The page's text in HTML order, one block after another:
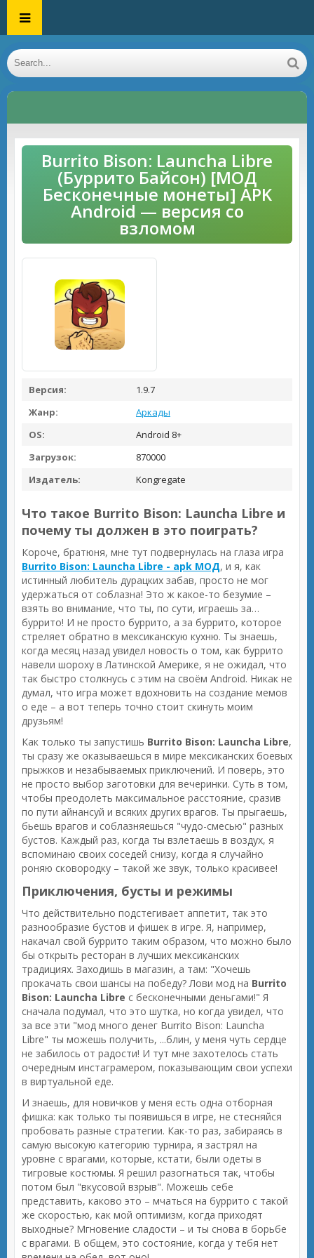
Burrito Bison: Launcha Libre
(Буррито Байсон) [МОД
Бесконечные монеты] APK
Android — версия со
взломом
Версия:
1.9.7
Жанр:
Аркады
OS:
Android 8+
Загрузок:
870000
Издатель:
Kongregate
Что такое Burrito Bison: Launcha Libre и
почему ты должен в это поиграть?
Короче, братюня, мне тут подвернулась на глаза игра
Burrito Bison: Launcha Libre - apk МОД, и я, как
истинный любитель дурацких забав, просто не мог
удержаться от соблазна! Это ж какое-то безумие –
взять во внимание, что ты, по сути, играешь за…
буррито! И не просто буррито, а за буррито, которое
стреляет обратно в мексиканскую кухню. Ты знаешь,
когда месяц назад увидел новость о том, как буррито
навели шороху в Латинской Америке, я не ожидал, что
так быстро столкнусь с этим на своём Android. Никак не
думал, что игра может вдохновить на создание мемов
о еде – а вот теперь точно стоит скинуть моим
друзьям!
Как только ты запустишь Burrito Bison: Launcha Libre,
ты сразу же оказываешься в мире мексиканских боевых
прыжков и незабываемых приключений. И поверь, это
не просто выбор заготовки для вечеринки. Суть в том,
чтобы преодолеть максимальное расстояние, сразив
по пути айнансуй и всяких других врагов. Ты прыгаешь,
бьешь врагов и соблазняешься "чудо-смесью" разных
бустов. Каждый раз, когда ты взлетаешь в воздух, я
вспоминаю своих соседей снизу, когда я случайно
роняю сковородку – такой же звук, только красивее!
Приключения, бусты и режимы
Что действительно подстегивает аппетит, так это
разнообразие бустов и фишек в игре. Я, например,
накачал свой буррито таким образом, что можно было
бы открыть ресторан в лучших мексиканских
традициях. Заходишь в магазин, а там: "Хочешь
прокачать свои шансы на победу? Лови мод на Burrito
Bison: Launcha Libre с бесконечными деньгами!" Я
сначала подумал, что это шутка, но когда увидел, что
за все эти "мод много денег Burrito Bison: Launcha
Libre" ты можешь получить, ...блин, у меня чуть сердце
не забилось от радости! И тут мне захотелось стать
очередным инстаграмером, показывающим свои успехи
в виртуальной еде.
И знаешь, для новичков у меня есть одна отборная
фишка: как только ты появишься в игре, не стесняйся
пробовать разные стратегии. Как-то раз, забираясь в
самую высокую категорию турнира, я застрял на
уровне с врагами, которые, кстати, были одеты в
тигровые костюмы. Я решил разогнаться так, чтобы
потом был "вкусовой взрыв". Можешь себе
представить, каково это – мчаться на буррито с такой
же скоростью, как мой оптимизм, когда приходят
выходные? Мгновение сладости – и ты снова в борьбе
с врагами. В общем, это состояние, когда у тебя нет